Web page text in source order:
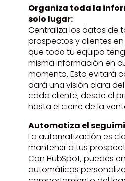
Organiza toda la
solo lugar:
Centraliza los datos de
prospectos y clientes
que todo tu equipo
misma información en
momento. Esto evitará
dará una visión clara
cada cliente, desde el
hasta el cierre de la
Automatiza el
La automatización es
mantener a tus
Con HubSpot, puedes
automáticos